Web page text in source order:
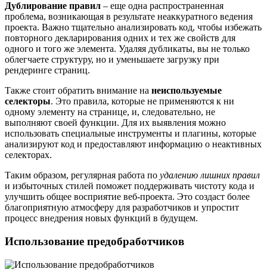
Дублирование правил – еще одна распространенная
проблема, возникающая в результате неаккуратного ведения
проекта. Важно тщательно анализировать код, чтобы избежать
повторного декларирования одних и тех же свойств для
одного и того же элемента. Удаляя дубликаты, вы не только
облегчаете структуру, но и уменьшаете загрузку при
рендеринге страниц.
Также стоит обратить внимание на неиспользуемые
селекторы. Это правила, которые не применяются к ни
одному элементу на странице, и, следовательно, не
выполняют своей функции. Для их выявления можно
использовать специальные инструменты и плагины, которые
анализируют код и предоставляют информацию о неактивных
селекторах.
Таким образом, регулярная работа по удалению лишних правил
и избыточных стилей поможет поддерживать чистоту кода и
улучшить общее восприятие веб-проекта. Это создаст более
благоприятную атмосферу для разработчиков и упростит
процесс внедрения новых функций в будущем.
Использование предобработчиков